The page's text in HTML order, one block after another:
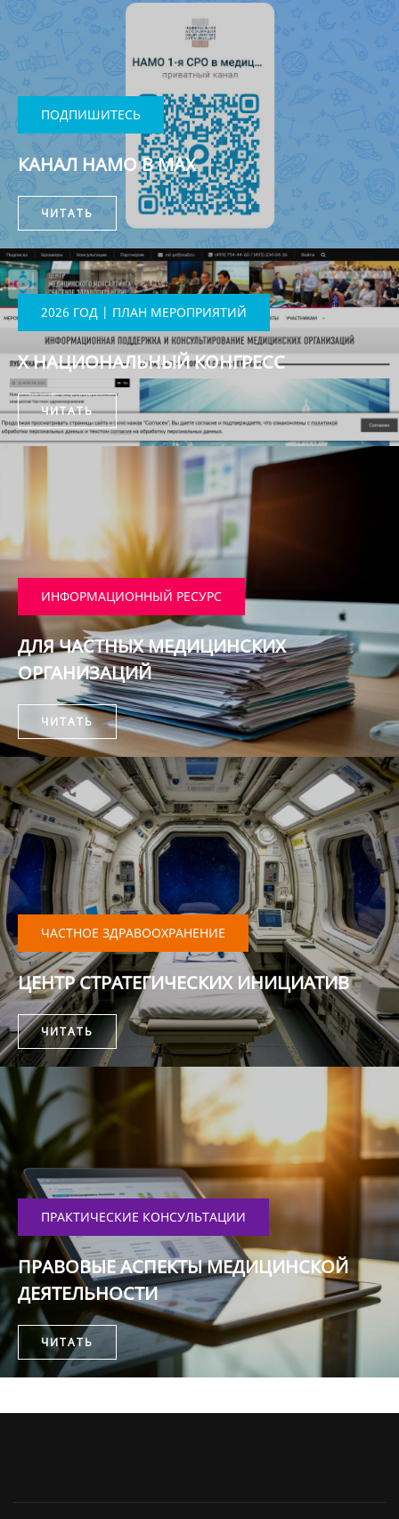
ПОДПИШИТЕСЬ
КАНАЛ НАМО В MAX
ЧИТАТЬ
2026 ГОД | ПЛАН МЕРОПРИЯТИЙ
X НАЦИОНАЛЬНЫЙ КОНГРЕСС
ЧИТАТЬ
ИНФОРМАЦИОННЫЙ РЕСУРС
ДЛЯ ЧАСТНЫХ МЕДИЦИНСКИХ
ОРГАНИЗАЦИЙ
ЧИТАТЬ
ЧАСТНОЕ ЗДРАВООХРАНЕНИЕ
ЦЕНТР СТРАТЕГИЧЕСКИХ ИНИЦИАТИВ
ЧИТАТЬ
ПРАКТИЧЕСКИЕ КОНСУЛЬТАЦИИ
ПРАВОВЫЕ АСПЕКТЫ МЕДИЦИНСКОЙ
ДЕЯТЕЛЬНОСТИ
ЧИТАТЬ